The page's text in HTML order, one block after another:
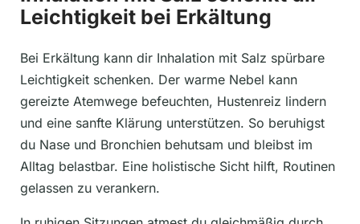
Leichtigkeit bei Erkältung
Bei Erkältung kann dir Inhalation mit Salz spürbare
Leichtigkeit schenken. Der warme Nebel kann
gereizte Atemwege befeuchten, Hustenreiz lindern
und eine sanfte Klärung unterstützen. So beruhigst
du Nase und Bronchien behutsam und bleibst im
Alltag belastbar. Eine holistische Sicht hilft, Routinen
gelassen zu verankern.